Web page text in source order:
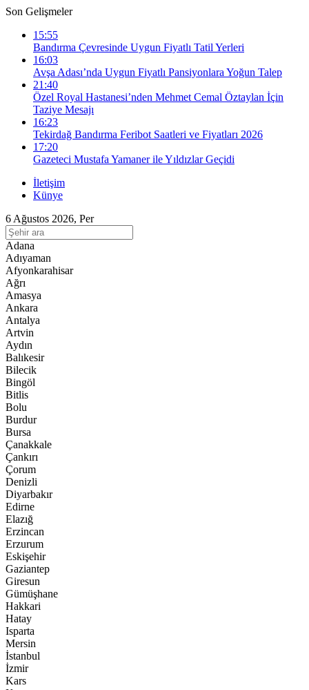
Son Gelişmeler
15:55
Bandırma Çevresinde Uygun Fiyatlı Tatil Yerleri
16:03
Avşa Adası’nda Uygun Fiyatlı Pansiyonlara Yoğun Talep
21:40
Özel Royal Hastanesi’nden Mehmet Cemal Öztaylan İçin
Taziye Mesajı
16:23
Tekirdağ Bandırma Feribot Saatleri ve Fiyatları 2026
17:20
Gazeteci Mustafa Yamaner ile Yıldızlar Geçidi
İletişim
Künye
6 Ağustos 2026, Per
Adana
Adıyaman
Afyonkarahisar
Ağrı
Amasya
Ankara
Antalya
Artvin
Aydın
Balıkesir
Bilecik
Bingöl
Bitlis
Bolu
Burdur
Bursa
Çanakkale
Çankırı
Çorum
Denizli
Diyarbakır
Edirne
Elazığ
Erzincan
Erzurum
Eskişehir
Gaziantep
Giresun
Gümüşhane
Hakkari
Hatay
Isparta
Mersin
İstanbul
İzmir
Kars